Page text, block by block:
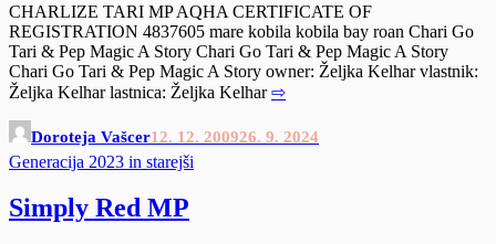
CHARLIZE TARI MP AQHA CERTIFICATE OF
REGISTRATION 4837605 mare kobila kobila bay roan Chari Go
Tari & Pep Magic A Story Chari Go Tari & Pep Magic A Story
Chari Go Tari & Pep Magic A Story owner: Željka Kelhar vlastnik:
Željka Kelhar lastnica: Željka Kelhar⇨
Doroteja Vašcer12. 12. 200926. 9. 2024
Generacija 2023 in starejši
Simply Red MP